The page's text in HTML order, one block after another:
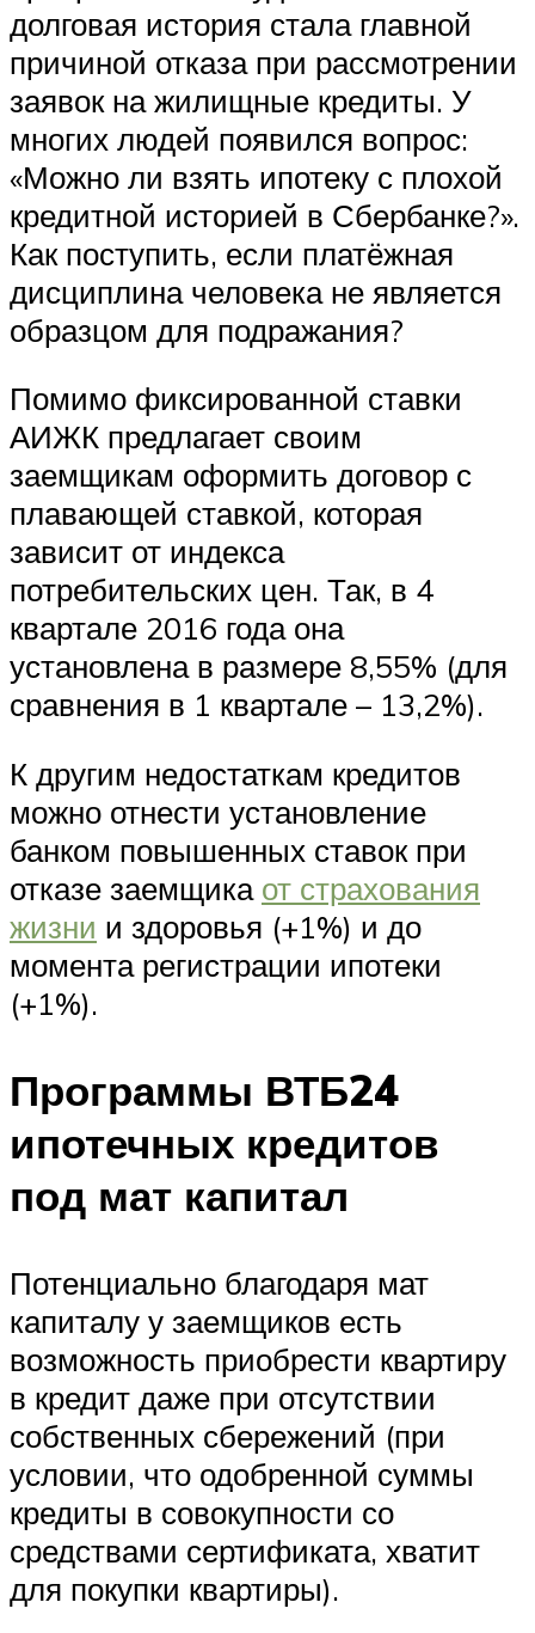
долговая история стала главной
причиной отказа при рассмотрении
заявок на жилищные кредиты. У
многих людей появился вопрос:
«Можно ли взять ипотеку с плохой
кредитной историей в Сбербанке?».
Как поступить, если платёжная
дисциплина человека не является
образцом для подражания?
Помимо фиксированной ставки
АИЖК предлагает своим
заемщикам оформить договор с
плавающей ставкой, которая
зависит от индекса
потребительских цен. Так, в 4
квартале 2016 года она
установлена в размере 8,55% (для
сравнения в 1 квартале – 13,2%).
К другим недостаткам кредитов
можно отнести установление
банком повышенных ставок при
отказе заемщика от страхования
жизни и здоровья (+1%) и до
момента регистрации ипотеки
(+1%).
Программы ВТБ24
ипотечных кредитов
под мат капитал
Потенциально благодаря мат
капиталу у заемщиков есть
возможность приобрести квартиру
в кредит даже при отсутствии
собственных сбережений (при
условии, что одобренной суммы
кредиты в совокупности со
средствами сертификата, хватит
для покупки квартиры).